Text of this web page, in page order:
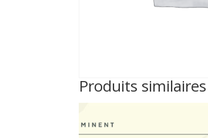
Produits similaires